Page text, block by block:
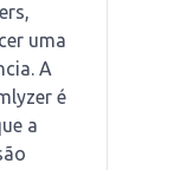
uma
A
é
a